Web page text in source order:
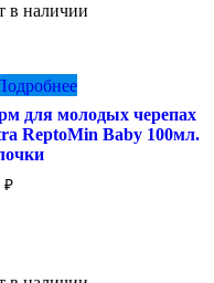
в наличии
для молодыx черепаx
ReptoMin Baby 100мл.
₽